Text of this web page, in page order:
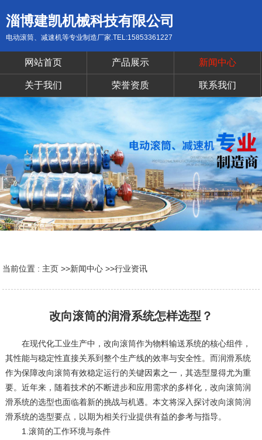
淄博建凯机械科技有限公司
电动滚筒、减速机等专业制造厂家.TEL:15853361227
网站首页 产品展示 新闻中心
关于我们 荣誉资质 联系我们
当前位置 : 主页 >>新闻中心 >>行业资讯
改向滚筒的润滑系统怎样选型？
在现代化工业生产中，改向滚筒作为物料输送系统的核心组件，
其性能与稳定性直接关系到整个生产线的效率与安全性。而润滑系统
作为保障改向滚筒有效稳定运行的关键因素之一，其选型显得尤为重
要。近年来，随着技术的不断进步和应用需求的多样化，改向滚筒润
滑系统的选型也面临着新的挑战与机遇。本文将深入探讨改向滚筒润
滑系统的选型要点，以期为相关行业提供有益的参考与指导。
1.‌滚筒的工作环境与条件‌